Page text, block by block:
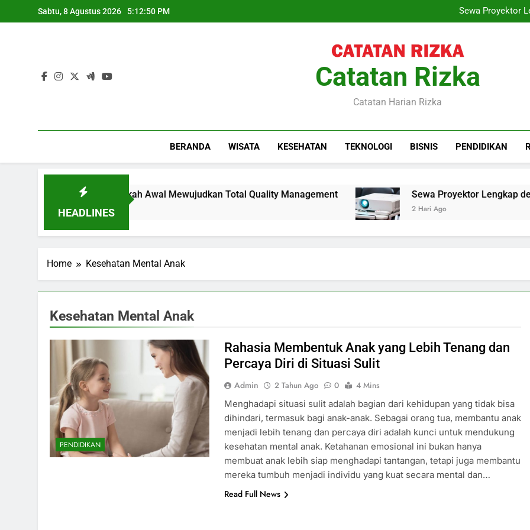
to
Sabtu, 8 Agustus 2026 5:12:50 PM
Sewa Proyektor
Peran Konsultan Hukum
Training Project Quality
Sewa Proyektor
Peran Konsultan Hukum
Catatan Rizka
Catatan Harian Rizka
BERANDA WISATA KESEHATAN TEKNOLOGI BISNIS PENDIDIKAN
HEADLINES
Management: Langkah Awal Mewujudkan Total Quality Management Sewa Proyektor Lengkap
2 Hari Ago
Home Kesehatan Mental Anak
Kesehatan Mental Anak
PENDIDIKAN
Rahasia Membentuk Anak yang Lebih Tenang dan
Percaya Diri di Situasi Sulit
Admin 2 Tahun Ago 0
4 Mins
Menghadapi situasi sulit adalah bagian dari kehidupan yang tidak bisa
dihindari, termasuk bagi anak-anak. Sebagai orang tua, membantu anak
menjadi lebih tenang dan percaya diri adalah kunci untuk mendukung
kesehatan mental anak. Ketahanan emosional ini bukan hanya
membuat anak lebih siap menghadapi tantangan, tetapi juga membantu
mereka tumbuh menjadi individu yang kuat secara mental dan…
Read Full News